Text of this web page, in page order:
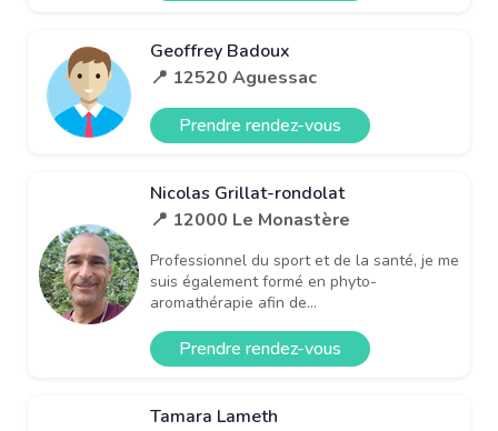
Geoffrey Badoux
📍 12520 Aguessac
Prendre rendez-vous
Nicolas Grillat-rondolat
📍 12000 Le Monastère
Professionnel du sport et de la santé, je me
suis également formé en phyto-
aromathérapie afin de...
Prendre rendez-vous
Tamara Lameth